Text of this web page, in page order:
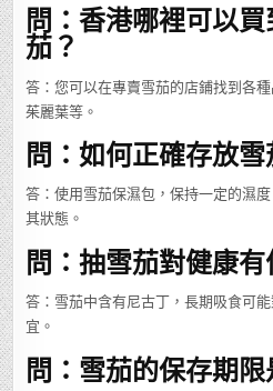
問：香港哪裡可以
茄？
答：您可以在專賣雪茄的店鋪找到各
茱麗葉等。
問：如何正確存放雪
答：使用雪茄保濕包，保持一定的濕
其狀態。
問：抽雪茄對健康有
答：雪茄中含有尼古丁，長期吸食可
宜。
問：雪茄的保存期限